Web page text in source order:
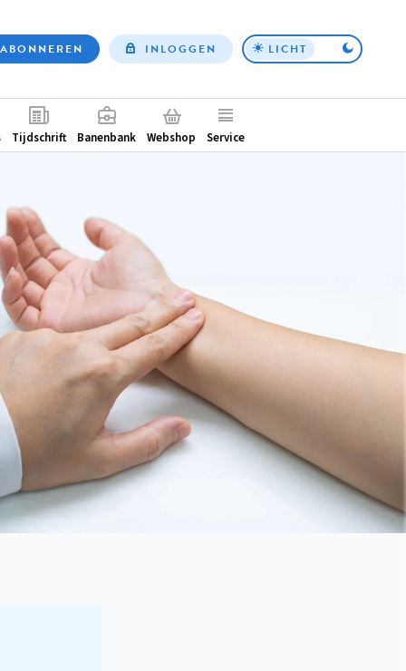
Top
ABONNEREN INLOGGEN LICHT
Tijdschrift Banenbank Webshop Service